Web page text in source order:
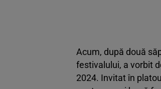
Acum, după două
festivalului, a vorbit
2024. Invitat în